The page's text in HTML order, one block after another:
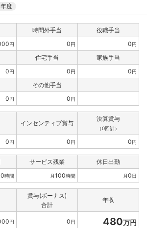
度
時間外手当
役職手当
円 0円 0円
住宅手当
家族手当
0円 0円 0円
その他手当
0円 0円
インセンティブ賞与
決算賞与
（0回計）
0円 0円 0円
サービス残業 休日出勤
時間 月100時間 月0日
賞与(ボーナス)
合計
年収
円 0円 480万円